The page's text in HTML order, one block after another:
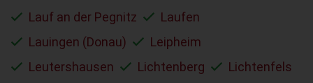
Lauf an der Pegnitz
Laufen
Lauingen (Donau)
Leipheim
Leutershausen
Lichtenberg
Lichtenfels